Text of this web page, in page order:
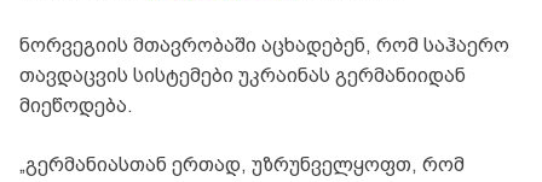
ნორვეგიის მთავრობაში აცხადებენ, რომ საჰაერო
თავდაცვის სისტემები უკრაინას გერმანიიდან
მიეწოდება.
„გერმანიასთან ერთად, უზრუნველყოფთ, რომ